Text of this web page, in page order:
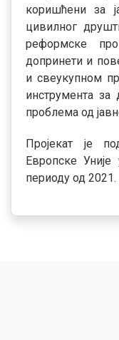
коришћени за
цивилног
реформске
допринети и
и свеукупном
инструмента
проблема од
Пројекат је
Европске
периоду од